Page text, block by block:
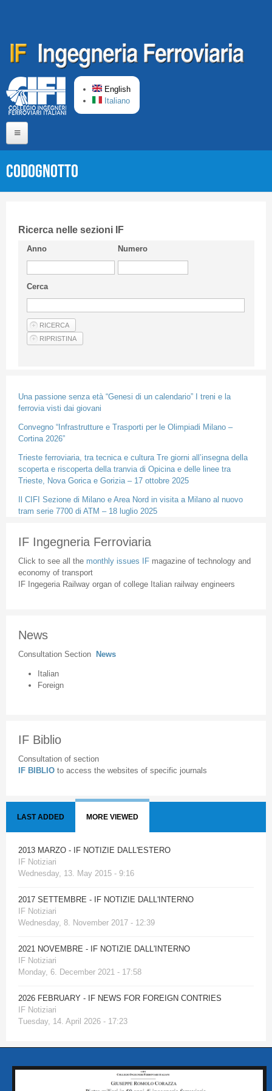
English
Italiano
Short presentation CIFI
Guideline
Privacy & Policy
Articles
Codognotto
Ricerca nelle sezioni IF
Anno Numero
Cerca
Una passione senza età “Genesi di un calendario” I treni e la
ferrovia visti dai giovani
Convegno “Infrastrutture e Trasporti per le Olimpiadi Milano –
Cortina 2026”
Trieste ferroviaria, tra tecnica e cultura Tre giorni all’insegna della
scoperta e riscoperta della tranvia di Opicina e delle linee tra
Trieste, Nova Gorica e Gorizia – 17 ottobre 2025
Il CIFI Sezione di Milano e Area Nord in visita a Milano al nuovo
tram serie 7700 di ATM – 18 luglio 2025
IF Ingegneria Ferroviaria
Click to see all the monthly issues IF magazine of technology and
economy of transport
IF Ingegeria Railway organ of college Italian railway engineers
News
Consultation Section News
Italian
Foreign
IF Biblio
Consultation of section
IF BIBLIO to access the websites of specific journals
LAST ADDED MORE VIEWED
2013 MARZO - IF NOTIZIE DALL'ESTERO
IF Notiziari
Wednesday, 13. May 2015 - 9:16
2017 SETTEMBRE - IF NOTIZIE DALL'INTERNO
IF Notiziari
Wednesday, 8. November 2017 - 12:39
2021 NOVEMBRE - IF NOTIZIE DALL'INTERNO
IF Notiziari
Monday, 6. December 2021 - 17:58
2026 FEBRUARY - IF NEWS FOR FOREIGN CONTRIES
IF Notiziari
Tuesday, 14. April 2026 - 17:23